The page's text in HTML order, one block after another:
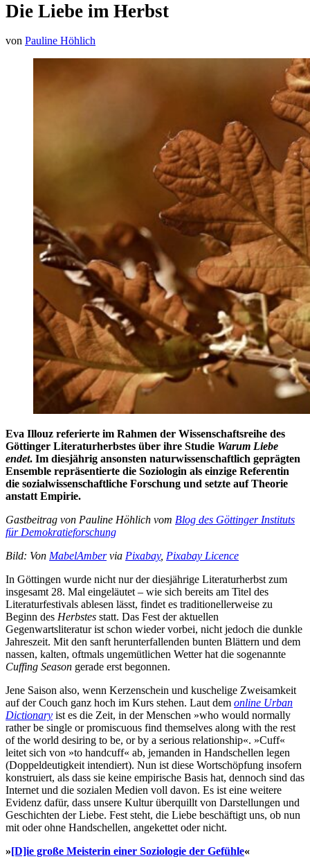
Die Liebe im Herbst
von Pauline Höhlich
Eva Illouz referierte im Rahmen der Wissenschaftsreihe des
Göttinger Literaturherbstes über ihre Studie Warum Liebe
endet. Im diesjährig ansonsten naturwissenschaftlich geprägten
Ensemble repräsentierte die Soziologin als einzige Referentin
die sozialwissenschaftliche Forschung und setzte auf Theorie
anstatt Empirie.
Gastbeitrag von Pauline Höhlich vom Blog des Göttinger Instituts
für Demokratieforschung
Bild: Von MabelAmbervia Pixabay, Pixabay Licence
In Göttingen wurde nicht nur der diesjährige Literaturherbst zum
insgesamt 28. Mal eingeläutet – wie sich bereits am Titel des
Literaturfestivals ablesen lässt, findet es traditionellerweise zu
Beginn des Herbstes statt. Das Fest der aktuellen
Gegenwartsliteratur ist schon wieder vorbei, nicht jedoch die dunkle
Jahreszeit. Mit den sanft herunterfallenden bunten Blättern und dem
nassen, kalten, oftmals ungemütlichen Wetter hat die sogenannte
Cuffing Season gerade erst begonnen.
Jene Saison also, wenn Kerzenschein und kuschelige Zweisamkeit
auf der Couch ganz hoch im Kurs stehen. Laut dem online Urban
Dictionary ist es die Zeit, in der Menschen »who would normally
rather be single or promiscuous find themselves along with the rest
of the world desiring to be, or by a serious relationship«. »Cuff«
leitet sich von »to handcuff« ab, jemanden in Handschellen legen
(Doppeldeutigkeit intendiert). Nun ist diese Wortschöpfung insofern
konstruiert, als dass sie keine empirische Basis hat, dennoch sind das
Internet und die sozialen Medien voll davon. Es ist eine weitere
Evidenz dafür, dass unsere Kultur überquillt von Darstellungen und
Geschichten der Liebe. Fest steht, die Liebe beschäftigt uns, ob nun
mit oder ohne Handschellen, angekettet oder nicht.
»[D]ie große Meisterin einer Soziologie der Gefühle«